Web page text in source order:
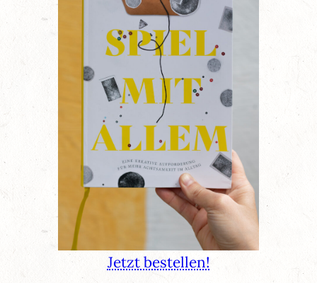
Jetzt bestellen!